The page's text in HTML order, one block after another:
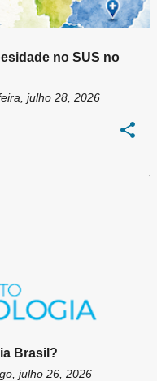
no SUS no
julho 28, 2026
Brasil?
julho 26, 2026